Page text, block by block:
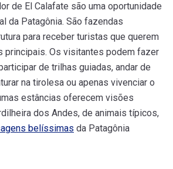
de El Calafate são uma oportunidade
da Patagônia. São fazendas
para receber turistas que querem
principais. Os visitantes podem fazer
de trilhas guiadas, andar de
na tirolesa ou apenas vivenciar o
estâncias oferecem visões
dos Andes, de animais típicos,
belíssimas da Patagônia